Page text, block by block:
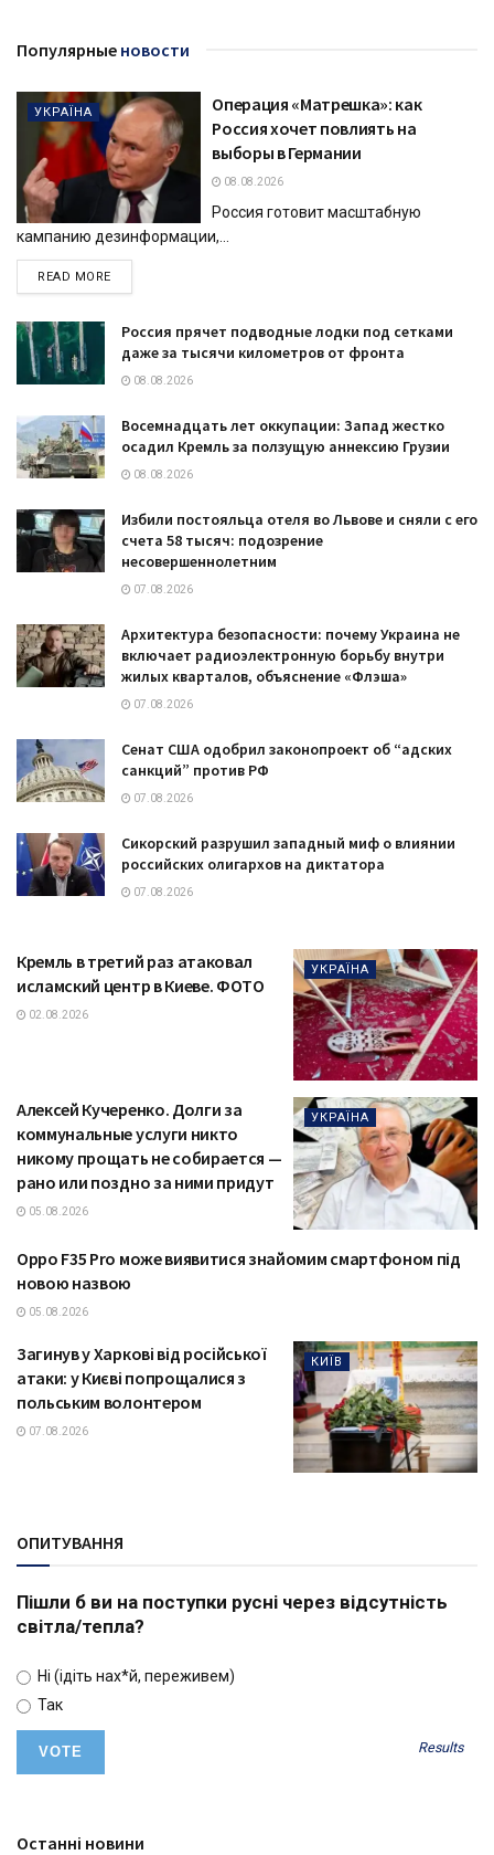
Популярные новости
УКРАЇНА
Операция «Матрешка»: как
Россия хочет повлиять на
выборы в Германии
08.08.2026
Россия готовит масштабную
кампанию дезинформации,...
READ MOREDETAILS
Россия прячет подводные лодки под сетками
даже за тысячи километров от фронта
08.08.2026
Восемнадцать лет оккупации: Запад жестко
осадил Кремль за ползущую аннексию Грузии
08.08.2026
Избили постояльца отеля во Львове и сняли с его
счета 58 тысяч: подозрение
несовершеннолетним
07.08.2026
Архитектура безопасности: почему Украина не
включает радиоэлектронную борьбу внутри
жилых кварталов, объяснение «Флэша»
07.08.2026
Сенат США одобрил законопроект об “адских
санкций” против РФ
07.08.2026
Сикорский разрушил западный миф о влиянии
российских олигархов на диктатора
07.08.2026
УКРАЇНА
Кремль в третий раз атаковал
исламский центр в Киеве. ФОТО
02.08.2026
УКРАЇНА
Алексей Кучеренко. Долги за
коммунальные услуги никто
никому прощать не собирается —
рано или поздно за ними придут
05.08.2026
ТЕХНОЛОГІЇ
Oppo F35 Pro може виявитися знайомим смартфоном під
новою назвою
05.08.2026
КИЇВ
Загинув у Харкові від російської
атаки: у Києві попрощалися з
польським волонтером
07.08.2026
ОПИТУВАННЯ
Пішли б ви на поступки русні через відсутність
світла/тепла?
Ні (ідіть нах*й, переживем)
Так
Results
Останні новини